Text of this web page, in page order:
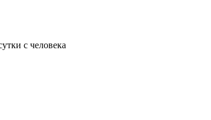
с человека